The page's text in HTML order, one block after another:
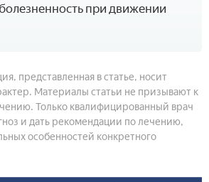
при движении
представленная в статье, носит
Материалы статьи не призывают к
Только квалифицированный врач
и дать рекомендации по лечению,
особенностей конкретного